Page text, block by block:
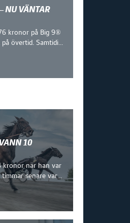
NU VÄNTAR
kronor på Big 9®
övertid. Samtidi...
10
kronor när han var
senare var...